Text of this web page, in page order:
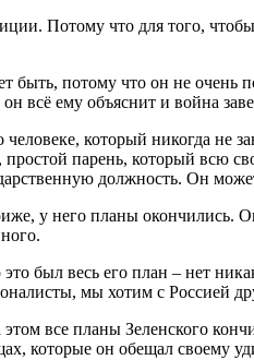
Потому что для того,
потому что он не очень
всё ему объяснит и война
который никогда не
парень, который всю
должность. Он
у него планы окончились.
был весь его план – нет
мы хотим с Россией
все планы Зеленского
которые он обещал своему